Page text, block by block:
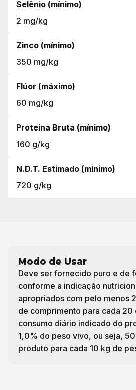
Selênio (mínimo)
2 mg/kg
Zinco (mínimo)
350 mg/kg
Flúor (máximo)
60 mg/kg
Proteína Bruta (mínimo)
160 g/kg
N.D.T. Estimado (mínimo)
720 g/kg
Modo de Usar
Deve ser fornecido puro e de
conforme a indicação
apropriados com pelo menos
de comprimento para cada 20
consumo diário indicado do
1,0% do peso vivo, ou seja,
produto para cada 10 kg de